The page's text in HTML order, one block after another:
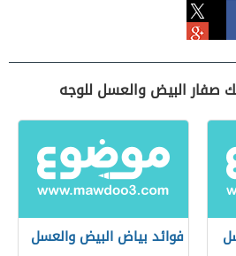
صفار البيض والعسل للوجه
فوائد بياض البيض والعسل